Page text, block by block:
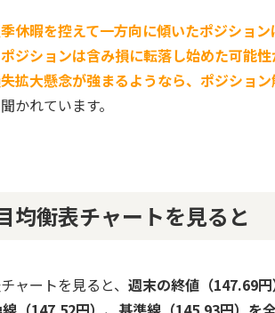
季休暇を控えて一方向に傾いたポジショ
ジションは含み損に転落し始めた可能
拡大懸念が強まるようなら、ポジショ
かれています。
均衡表チャートを見ると
ャートを見ると、 週末の終値（147.69円